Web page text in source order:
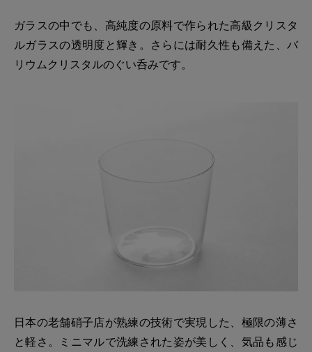
ガラスの中でも、高純度の原料で作られた高級クリスタ
ルガラスの透明度と輝き。さらには耐久性も備えた、バ
リウムクリスタルのぐい呑みです。
日本の老舗硝子店が熟練の技術で実現した、極限の薄さ
と軽さ。ミニマルで洗練された姿が美しく、気品も感じ